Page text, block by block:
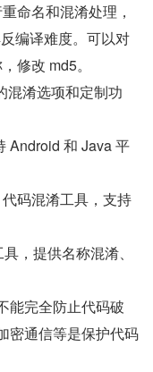
命名和混淆处理，
编译难度。可以对
修改 md5。
混淆选项和定制功
Android 和 Java 平
代码混淆工具，支持
，提供名称混淆、
能完全防止代码破
密通信等是保护代码